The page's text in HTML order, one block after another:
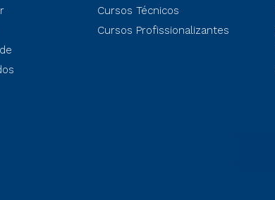
Cursos Técnicos
Cursos Profissionalizantes